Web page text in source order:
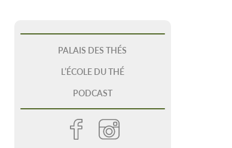
PALAIS DES THÉS
L’ÉCOLE DU THÉ
PODCAST